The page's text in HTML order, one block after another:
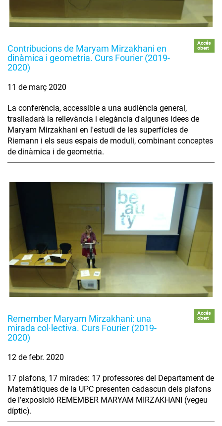
Contribucions de Maryam Mirzakhani en
dinàmica i geometria. Curs Fourier (2019-
2020)
Accés
obert
11 de març 2020
La conferència, accessible a una audiència general,
traslladarà la rellevància i elegància d'algunes idees de
Maryam Mirzakhani en l'estudi de les superfícies de
Riemann i els seus espais de moduli, combinant conceptes
de dinàmica i de geometria.
Remember Maryam Mirzakhani: una
mirada col·lectiva. Curs Fourier (2019-
2020)
Accés
obert
12 de febr. 2020
17 plafons, 17 mirades: 17 professores del Departament de
Matemàtiques de la UPC presenten cadascun dels plafons
de l’exposició REMEMBER MARYAM MIRZAKHANI (vegeu
díptic).